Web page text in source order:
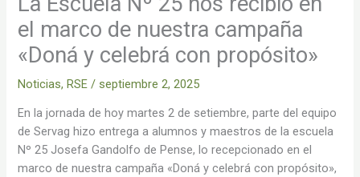
el marco de nuestra campaña
«Doná y celebrá con propósito»
Noticias,RSE / septiembre 2, 2025
En la jornada de hoy martes 2 de setiembre, parte del equipo
de Servag hizo entrega a alumnos y maestros de la escuela
Nº 25 Josefa Gandolfo de Pense, lo recepcionado en el
marco de nuestra campaña «Doná y celebrá con propósito»,